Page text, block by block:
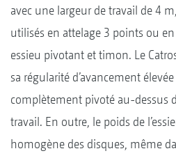
avec une largeur de travail de 4
utilisés en attelage 3 points ou
essieu pivotant et timon. Le
sa régularité d’avancement
complètement pivoté au-dessus
travail. En outre, le poids de
homogène des disques, même